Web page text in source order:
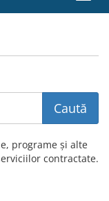
programe și alte
contractate.